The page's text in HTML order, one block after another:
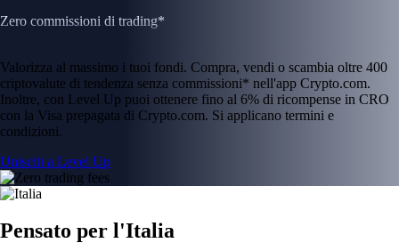
Zero commissioni di trading*
Valorizza al massimo i tuoi fondi. Compra, vendi o scambia oltre 400
criptovalute di tendenza senza commissioni* nell'app Crypto.com.
Inoltre, con Level Up puoi ottenere fino al 6% di ricompense in CRO
con la Visa prepagata di Crypto.com. Si applicano termini e
condizioni.
Unisciti a Level Up
Pensato per l'Italia